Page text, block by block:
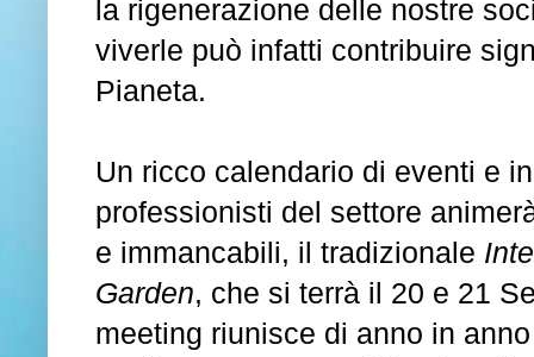
la rigenerazione delle nostre
viverle può infatti contribuire
Pianeta.
Un ricco calendario di eventi e
professionisti del settore
e immancabili, il tradizionale
Garden, che si terrà il 20 e 21
meeting riunisce di anno in